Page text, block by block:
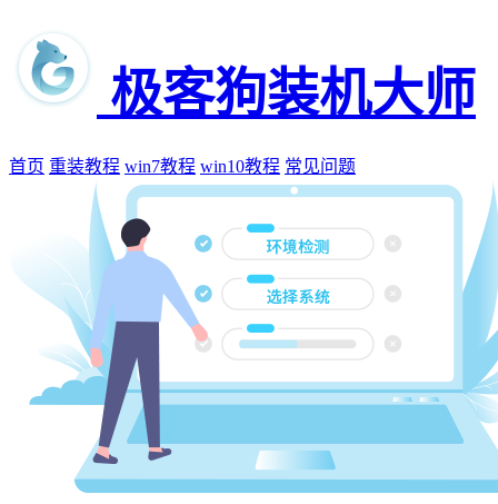
极客狗装机大师
首页 重装教程 win7教程 win10教程 常见问题